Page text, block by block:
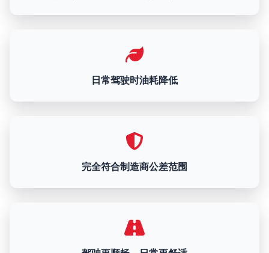
日常驾驶时油耗降低
完全符合制造商公差范围